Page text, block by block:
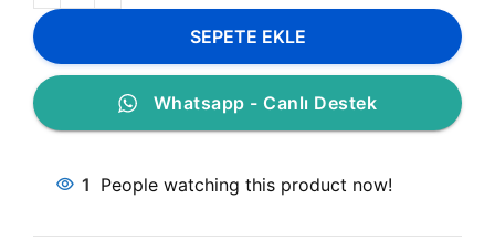
SEPETE EKLE
Whatsapp - Canlı Destek
1 People watching this product now!